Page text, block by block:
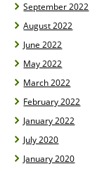
September 2022
August 2022
June 2022
May 2022
March 2022
February 2022
January 2022
July 2020
January 2020